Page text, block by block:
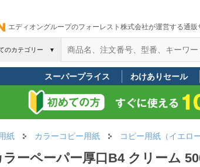
エディオングループのフォーレスト株式会社が運営する通販
のカテゴリー ▼
スーパープライス わけありセール
紙 カラーコピー用紙 コピー用紙（イエロ
ーペーパー厚口B4 クリーム